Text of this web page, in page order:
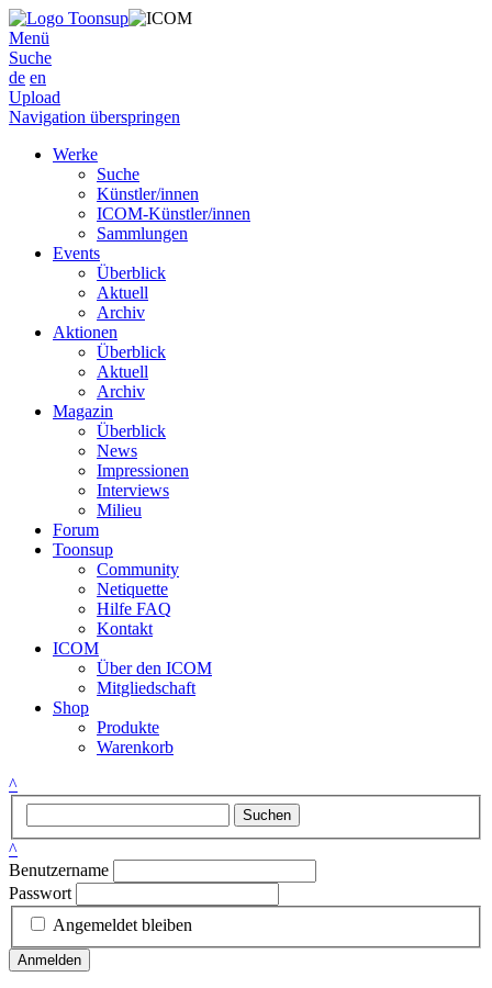
Menü
Suche
de en
Upload
Navigation überspringen
Werke
Suche
Künstler/innen
ICOM-Künstler/innen
Sammlungen
Events
Überblick
Aktuell
Archiv
Aktionen
Überblick
Aktuell
Archiv
Magazin
Überblick
News
Impressionen
Interviews
Milieu
Forum
Toonsup
Community
Netiquette
Hilfe FAQ
Kontakt
ICOM
Über den ICOM
Mitgliedschaft
Shop
Produkte
Warenkorb
^
Suchen
^
Benutzername
Passwort
Angemeldet bleiben
Anmelden